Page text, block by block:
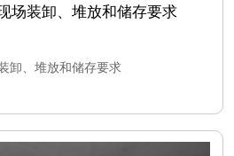
场装卸、堆放和储存要求
卸、堆放和储存要求